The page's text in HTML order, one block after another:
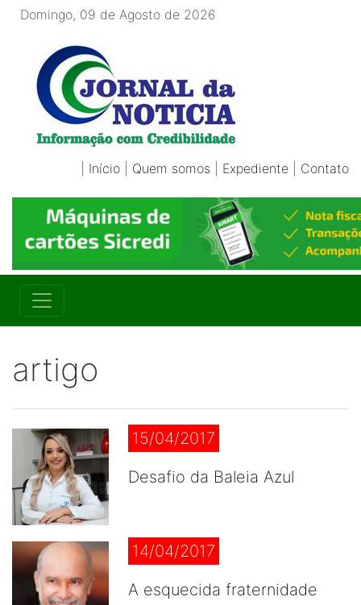
Domingo, 09 de Agosto de 2026
Início Quem somos Expediente Contato
artigo
15/04/2017
Desafio da Baleia Azul
14/04/2017
A esquecida fraternidade